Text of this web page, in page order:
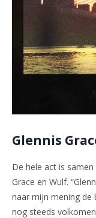
Glennis
De hele act is
Grace en Wulf.
naar mijn mening de
nog steeds